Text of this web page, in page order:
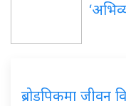
ब्रोडपिकमा जीवन